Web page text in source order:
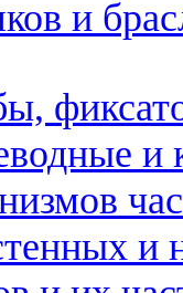
и
и
и